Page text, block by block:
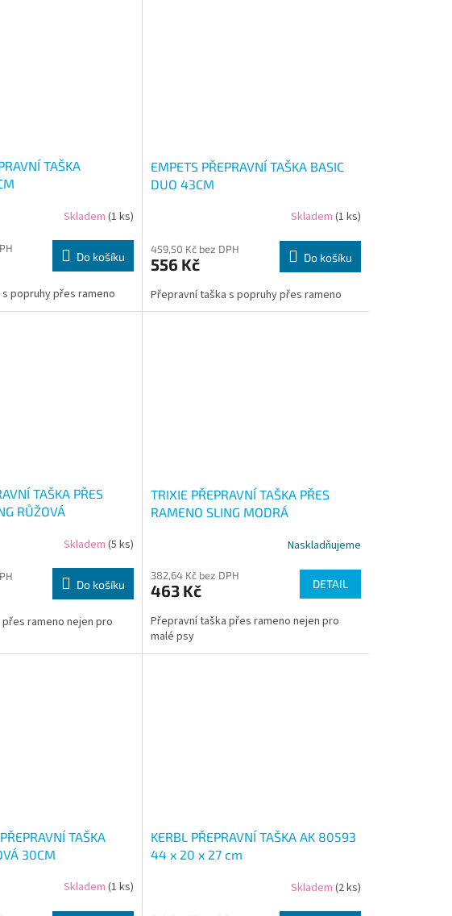
TAŠKA
Skladem (1 ks)
Do košíku
popruhy přes rameno
EMPETS PŘEPRAVNÍ TAŠKA BASIC
DUO 43CM
Skladem (1 ks)
459,50 Kč bez DPH
556 Kč Do košíku
Přepravní taška s popruhy přes rameno
TAŠKA PŘES
RŮŽOVÁ
Skladem (5 ks)
Do košíku
rameno nejen pro
TRIXIE PŘEPRAVNÍ TAŠKA PŘES
RAMENO SLING MODRÁ
Naskladňujeme
382,64 Kč bez DPH
463 Kč DETAIL
Přepravní taška přes rameno nejen pro
malé psy
TAŠKA
30CM
Skladem (1 ks)
KERBL PŘEPRAVNÍ TAŠKA AK 80593
44 x 20 x 27 cm
Skladem (2 ks)